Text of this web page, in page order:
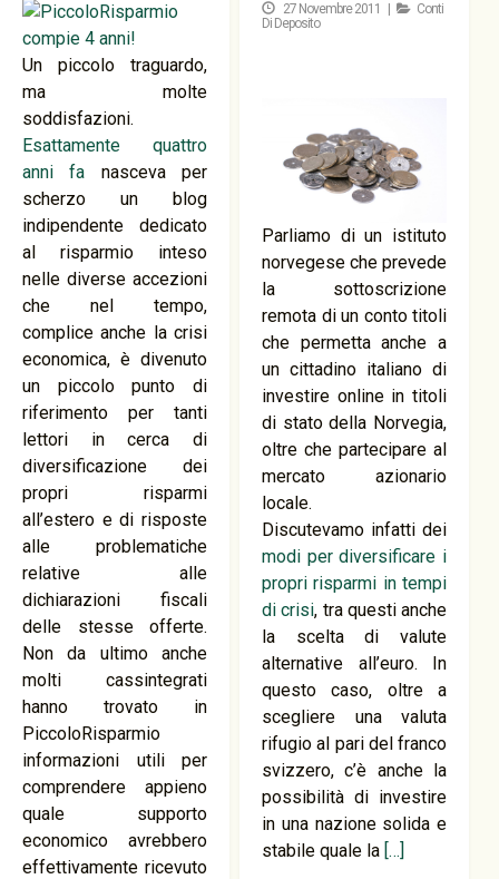
Un piccolo traguardo,
ma molte
soddisfazioni.
Esattamente quattro
anni fa nasceva per
scherzo un blog
indipendente dedicato
al risparmio inteso
nelle diverse accezioni
che nel tempo,
complice anche la crisi
economica, è divenuto
un piccolo punto di
riferimento per tanti
lettori in cerca di
diversificazione dei
propri risparmi
all’estero e di risposte
alle problematiche
relative alle
dichiarazioni fiscali
delle stesse offerte.
Non da ultimo anche
molti cassintegrati
hanno trovato in
PiccoloRisparmio
informazioni utili per
comprendere appieno
quale supporto
economico avrebbero
effettivamente ricevuto
27 Novembre 2011 |
Conti
Di Deposito
Parliamo di un istituto
norvegese che prevede
la sottoscrizione
remota di un conto titoli
che permetta anche a
un cittadino italiano di
investire online in titoli
di stato della Norvegia,
oltre che partecipare al
mercato azionario
locale.
Discutevamo infatti dei
modi per diversificare i
propri risparmi in tempi
di crisi, tra questi anche
la scelta di valute
alternative all’euro. In
questo caso, oltre a
scegliere una valuta
rifugio al pari del franco
svizzero, c’è anche la
possibilità di investire
in una nazione solida e
stabile quale la […]